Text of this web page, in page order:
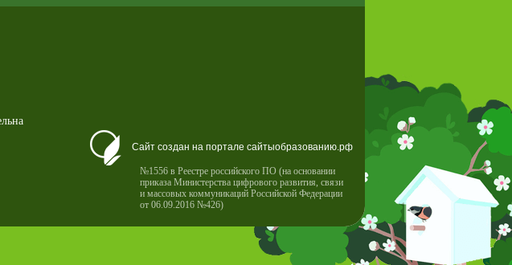
Сайт создан на портале сайтыобразованию.рф
№1556 в Реестре российского ПО (на основании
приказа Министерства цифрового развития, связи
и массовых коммуникаций Российской Федерации
от 06.09.2016 №426)